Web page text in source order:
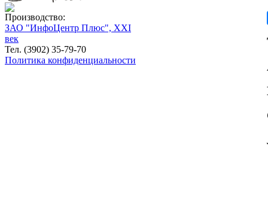
Производство:
ЗАО "ИнфоЦентр Плюс", XXI
век
Тел. (3902) 35-79-70
Политика конфиденциальности